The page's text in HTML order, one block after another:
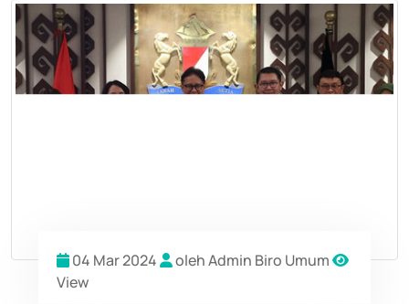
04 Mar 2024
oleh Admin Biro Umum
View